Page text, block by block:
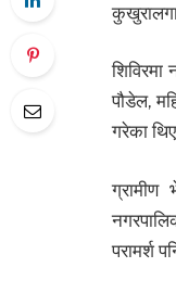
पौडेल,
गरेका
ग्रामीण
परामर्श